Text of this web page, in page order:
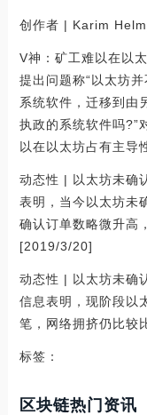
创作者 | Karim
V神：矿工难以在以
提出问题称“以太坊
系统软件，迁移到由
执政的系统软件吗?”
以在以太坊占有主
动态性 | 以太坊未确
表明，当今以太坊未
确认订单数略微升高
[2019/3/20]
动态性 | 以太坊未确
信息表明，现阶段以
笔，网络拥挤仍比较
标签：
区块链热门资讯